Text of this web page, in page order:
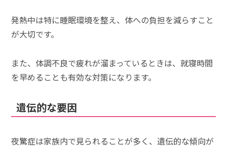
発熱中は特に睡眠環境を整え、体への負担を減らすこと
が大切です。
また、体調不良で疲れが溜まっているときは、就寝時間
を早めることも有効な対策になります。
遺伝的な要因
夜驚症は家族内で見られることが多く、遺伝的な傾向が